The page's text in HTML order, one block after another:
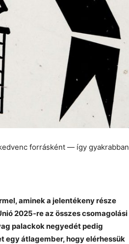
forrásként — így gyakrabban
aminek a jelentékeny része
2025-re az összes csomagolási
palackok negyedét pedig
egy átlagember, hogy elérhessük